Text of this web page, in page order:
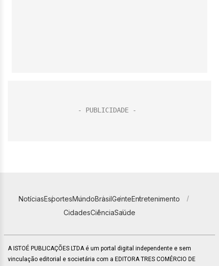
NotíciasEsportesMundoBrasilGenteEntretenimento
CidadesCiênciaSaúde
A ISTOÉ PUBLICAÇÕES LTDA é um portal digital independente e sem
vinculação editorial e societária com a EDITORA TRES COMÉRCIO DE